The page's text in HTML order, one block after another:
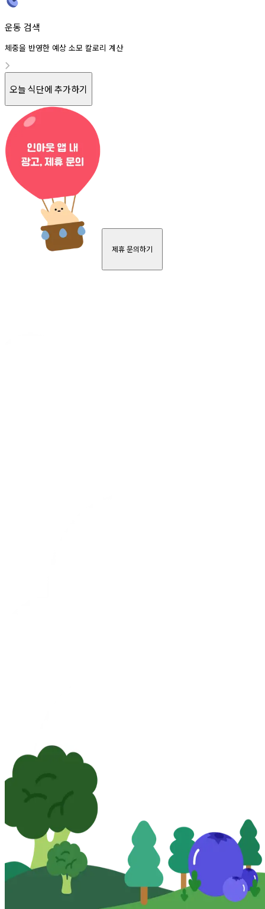
운동 검색
체중을 반영한 예상 소모 칼로리 계산
오늘 식단에 추가하기
제휴 문의하기